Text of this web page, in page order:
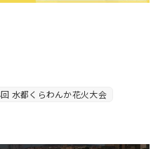
水都くらわんか花火大会